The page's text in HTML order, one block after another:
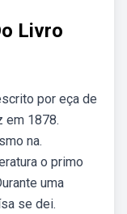
Livro
por eça de
em 1878.
na.
o primo
uma
se dei.